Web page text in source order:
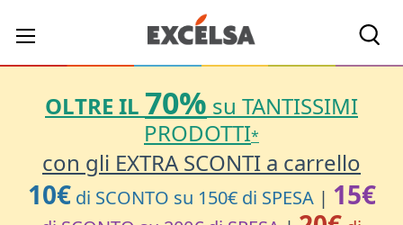
OLTRE IL 70% su TANTISSIMI
PRODOTTI*
con gli EXTRA SCONTI a carrello
10€ di SCONTO su 150€ di SPESA| 15€